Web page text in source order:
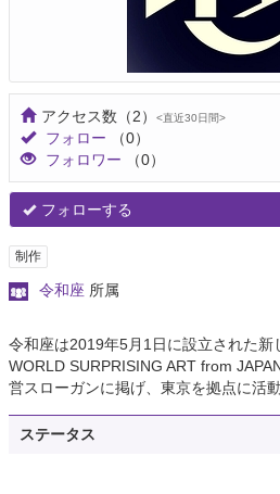
アクセス数 （2） <直近30日間>
フォロー
（0）
フォロワー
（0）
フォローする
制作
令和座 所属
令和座は2019年5月1日に設立された新
WORLD SURPRISING ART from
営スローガンに掲げ、東京を拠点に活
ステータス